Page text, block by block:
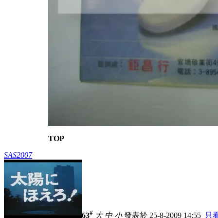
TOP
SAS2007
63# 大 中 小發表於 25-8-2009 14:55 只